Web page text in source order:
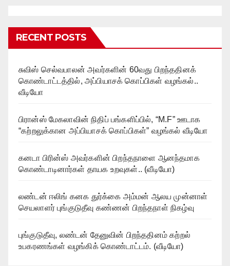
RECENT POSTS
சுவிஸ் செல்வபாலன் அவர்களின் 60வது பிறந்ததினக்
கொண்டாட்டத்தில், அப்பியாசக் கொப்பிகள் வழங்கல்..
வீடியோ
பிரான்ஸ் மேகலாவின் நிதிப் பங்களிப்பில், “M.F” ஊடாக
“கற்றலுக்கான அப்பியாசக் கொப்பிகள்” வழங்கல் வீடியோ
கனடா பிரின்ஸ் அவர்களின் பிறந்தநாளை ஆனந்தமாக
கொண்டாடினார்கள் தாயக உறவுகள்.. (வீடியோ)
லண்டன் ஈலிங் கனக துர்க்கை அம்மன் ஆலய முன்னாள்
செயலாளர் புங்குடுதீவு கண்ணன் பிறந்தநாள் நிகழ்வு
புங்குடுதீவு, லண்டன் தேனுவின் பிறந்ததினம் கற்றல்
உபகரணங்கள் வழங்கிக் கொண்டாட்டம். (வீடியோ)